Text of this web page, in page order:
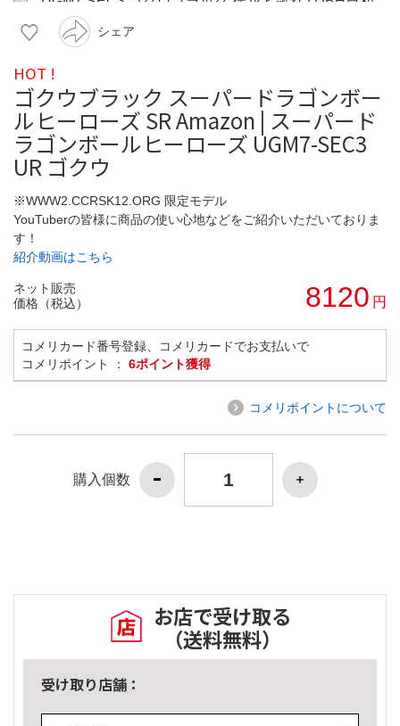
シェア
HOT !
ゴクウブラック スーパードラゴンボー
ルヒーローズ SR Amazon | スーパード
ラゴンボールヒーローズ UGM7-SEC3
UR ゴクウ
※WWW2.CCRSK12.ORG 限定モデル
YouTuberの皆様に商品の使い心地などをご紹介いただいておりま
す！
紹介動画はこちら
ネット販売
価格（税込）
8120 円
コメリカード番号登録、コメリカードでお支払いで
コメリポイント ： 6ポイント獲得
コメリポイントについて
購入個数
お店で受け取る
（送料無料）
受け取り店舗：